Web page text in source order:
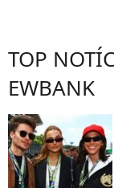
TOP
EWBANK